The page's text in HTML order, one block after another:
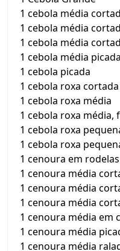
1 cebola média
1 cebola média
1 cebola média
1 cebola média picada
1 cebola picada
1 cebola roxa
1 cebola roxa média
1 cebola roxa média,
1 cebola roxa
1 cebola roxa
1 cenoura em rodelas
1 cenoura média
1 cenoura média
1 cenoura média
1 cenoura média em
1 cenoura média
1 cenoura média